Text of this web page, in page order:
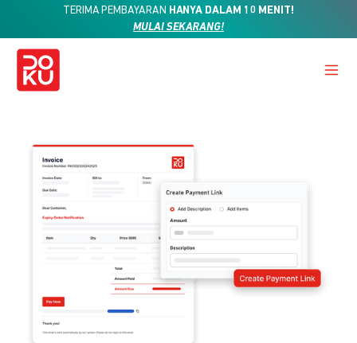
TERIMA PEMBAYARAN HANYA DALAM 10 MENIT!
MULAI SEKARANG!